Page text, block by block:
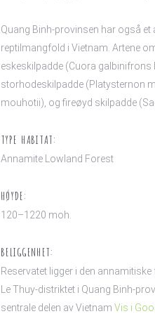
Quang Binh-provinsen har også et
reptilmangfold i Vietnam. Artene
eskeskilpadde (Cuora galbinifrons
storhodeskilpadde (Platysternon
mouhotii), og fireøyd skilpadde
TYPE HABITAT:
Annamite Lowland Forest
HØYDE:
120–1220 moh.
BELIGGENHET:
Reservatet ligger i den
Le Thuy-distriktet i Quang Binh-
sentrale delen av Vietnam Vis i